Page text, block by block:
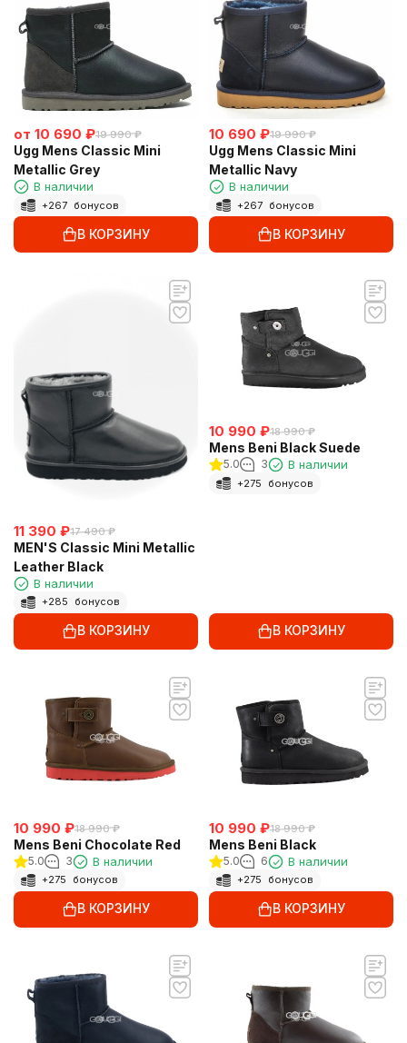
от 10 690 ₽19 990 ₽
Ugg Mens Classic Mini
Metallic Grey
В наличии
+267 бонусов
В КОРЗИНУ
10 690 ₽19 990 ₽
Ugg Mens Classic Mini
Metallic Navy
В наличии
+267 бонусов
В КОРЗИНУ
11 390 ₽17 490 ₽
MEN'S Classic Mini Metallic
Leather Black
В наличии
+285 бонусов
В КОРЗИНУ
10 990 ₽18 990 ₽
Mens Beni Black Suede
5.0 3 В наличии
+275 бонусов
В КОРЗИНУ
10 990 ₽18 990 ₽
Mens Beni Chocolate Red
5.0 3 В наличии
+275 бонусов
В КОРЗИНУ
10 990 ₽18 990 ₽
Mens Beni Black
5.0 6 В наличии
+275 бонусов
В КОРЗИНУ